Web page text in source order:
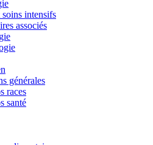
intensifs
associés
générales
races
santé